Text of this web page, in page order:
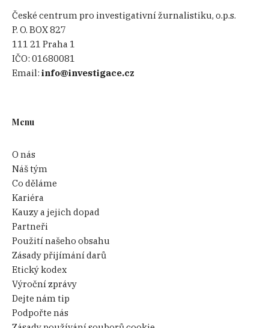
České centrum pro investigativní žurnalistiku, o.p.s.
P. O. BOX 827
111 21 Praha 1
IČO:01680081
Email:info@investigace.cz
Menu
O nás
Náš tým
Co děláme
Kariéra
Kauzy a jejich dopad
Partneři
Použití našeho obsahu
Zásady přijímání darů
Etický kodex
Výroční zprávy
Dejte nám tip
Podpořte nás